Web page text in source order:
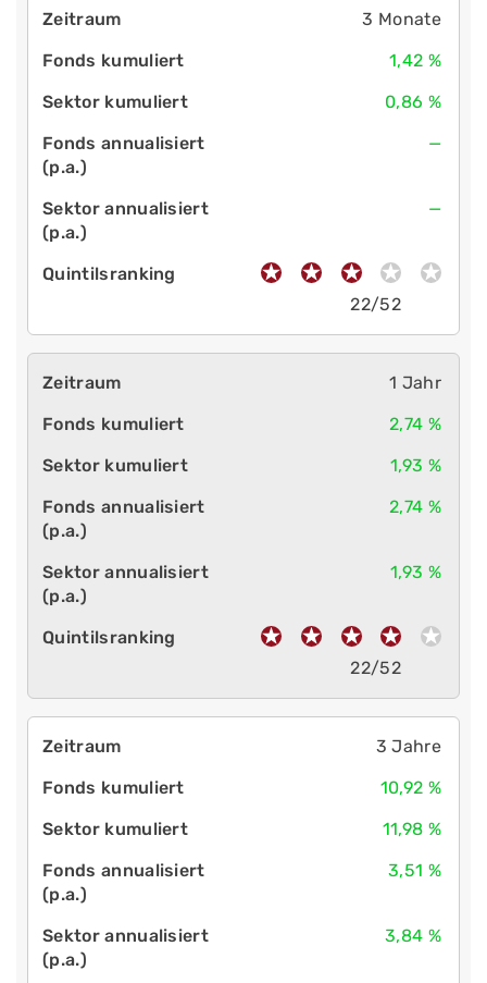
3 Monate
1,42 %
0,86 %
—
—
22/52
1 Jahr
2,74 %
1,93 %
2,74 %
1,93 %
22/52
3 Jahre
10,92 %
11,98 %
3,51 %
3,84 %